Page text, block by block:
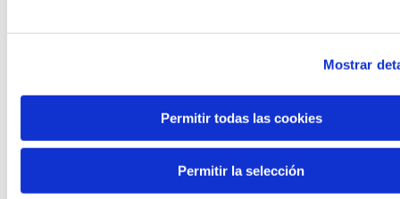
Mostrar
Permitir todas las cookies
Permitir la selección
Generación de
conocimiento